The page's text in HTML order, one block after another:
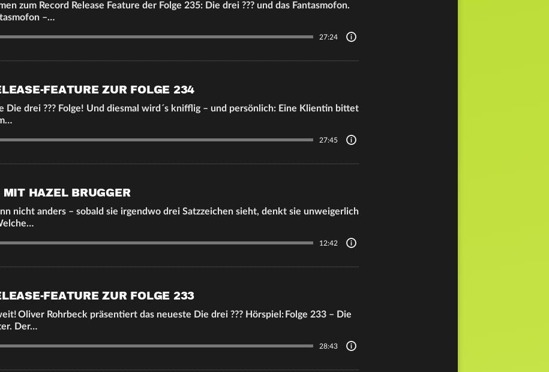
zum Record Release Feature der Folge 235: Die drei ??? und das Fantasmofon.
–…
27:24
FEATURE ZUR FOLGE 234
Die drei ??? Folge! Und diesmal wird´s knifflig – und persönlich: Eine Klientin bittet
27:45
HAZEL BRUGGER
nicht anders – sobald sie irgendwo drei Satzzeichen sieht, denkt sie unweigerlich
12:42
FEATURE ZUR FOLGE 233
Oliver Rohrbeck präsentiert das neueste Die drei ??? Hörspiel: Folge 233 – Die
Der…
28:43